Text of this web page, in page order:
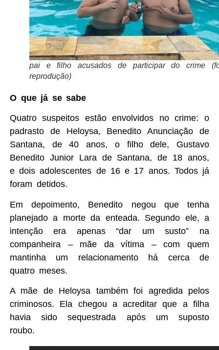
pai e filho acusados de participar do crime
reprodução)
O que já se sabe
Quatro suspeitos estão envolvidos no crime: o
padrasto de Heloysa, Benedito Anunciação de
Santana, de 40 anos, o filho dele, Gustavo
Benedito Junior Lara de Santana, de 18 anos,
e dois adolescentes de 16 e 17 anos. Todos já
foram detidos.
Em depoimento, Benedito negou que tenha
planejado a morte da enteada. Segundo ele, a
intenção era apenas “dar um susto” na
companheira – mãe da vítima – com quem
mantinha um relacionamento há cerca de
quatro meses.
A mãe de Heloysa também foi agredida pelos
criminosos. Ela chegou a acreditar que a filha
havia sido sequestrada após um suposto
roubo.